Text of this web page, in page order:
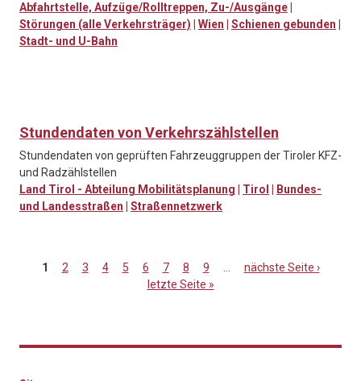
Abfahrtstelle, Aufzüge/Rolltreppen, Zu-/Ausgänge
Störungen (alle Verkehrsträger)
Wien Schienen gebunden
Stadt- und U-Bahn
Stundendaten von Verkehrszählstellen
Stundendaten von geprüften Fahrzeuggruppen der Tiroler KFZ-
und Radzählstellen
Land Tirol - Abteilung Mobilitätsplanung
Tirol
Bundes-
und Landesstraßen
Straßennetzwerk
1 2 3 4 5 6 7 8 9
nächste Seite ›
letzte Seite »